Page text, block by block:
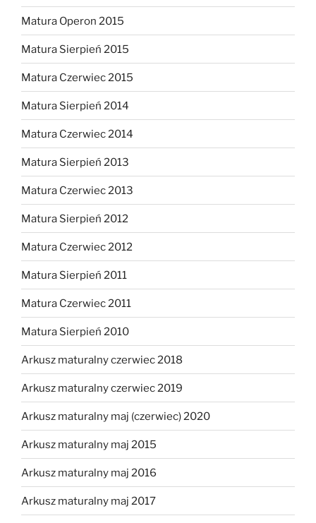
Matura Operon 2015
Matura Sierpień 2015
Matura Czerwiec 2015
Matura Sierpień 2014
Matura Czerwiec 2014
Matura Sierpień 2013
Matura Czerwiec 2013
Matura Sierpień 2012
Matura Czerwiec 2012
Matura Sierpień 2011
Matura Czerwiec 2011
Matura Sierpień 2010
Arkusz maturalny czerwiec 2018
Arkusz maturalny czerwiec 2019
Arkusz maturalny maj (czerwiec) 2020
Arkusz maturalny maj 2015
Arkusz maturalny maj 2016
Arkusz maturalny maj 2017